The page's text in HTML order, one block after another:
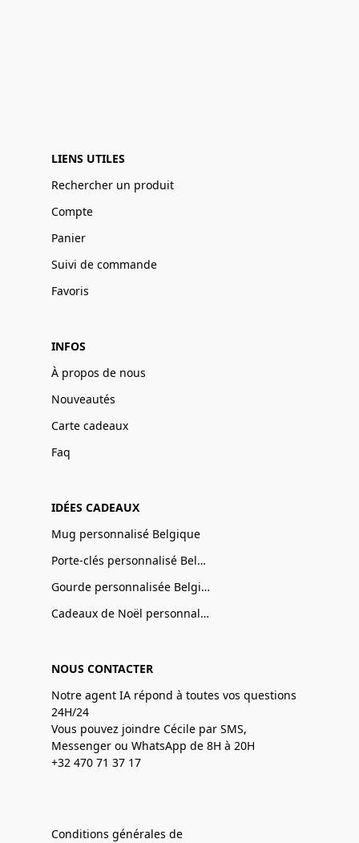
LIENS UTILES
Rechercher un produit
Compte
Panier
Suivi de commande
Favoris
INFOS
À propos de nous
Nouveautés
Carte cadeaux
Faq
IDÉES CADEAUX
Mug personnalisé Belgique
Porte-clés personnalisé Belgique
Gourde personnalisée Belgique
Cadeaux de Noël personnalisé Belgique
NOUS CONTACTER
Notre agent IA répond à toutes vos questions
24H/24
Vous pouvez joindre Cécile par SMS,
Messenger ou WhatsApp de 8H à 20H
+32 470 71 37 17
Conditions générales de